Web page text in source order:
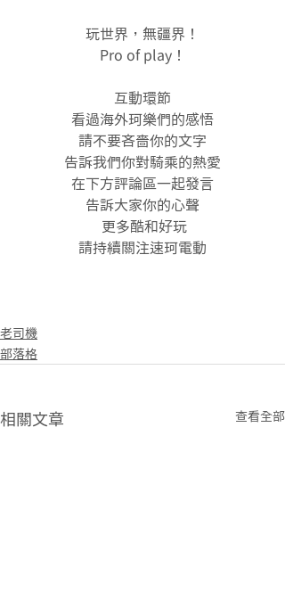
玩世界，無疆界！
Pro of play！
互動環節
看過海外珂樂們的感悟
請不要吝嗇你的文字
告訴我們你對騎乘的熱愛
在下方評論區一起發言
告訴大家你的心聲
更多酷和好玩
請持續關注速珂電動
老司機
部落格
相關文章 查看全部